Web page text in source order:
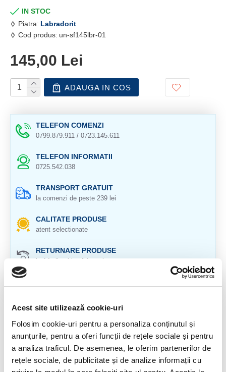
Acest site utilizează cookie-uri
Folosim cookie-uri pentru a personaliza conținutul și
anunțurile, pentru a oferi funcții de rețele sociale și pentru
a analiza traficul. De asemenea, le oferim partenerilor de
rețele sociale, de publicitate și de analize informații cu
IN STOC
Piatra: Labradorit
Cod produs: un-sf145lbr-01
145,00 Lei
ADAUGA IN COS
TELEFON COMENZI
0799.879.911 / 0723.145.611
TELEFON INFORMATII
0725.542.038
TRANSPORT GRATUIT
la comenzi de peste 239 lei
CALITATE PRODUSE
atent selectionate
RETURNARE PRODUSE
in 14 zile si banii inapoi
Provenienta : Madagascar